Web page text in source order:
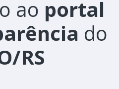
ao portal
do
RS